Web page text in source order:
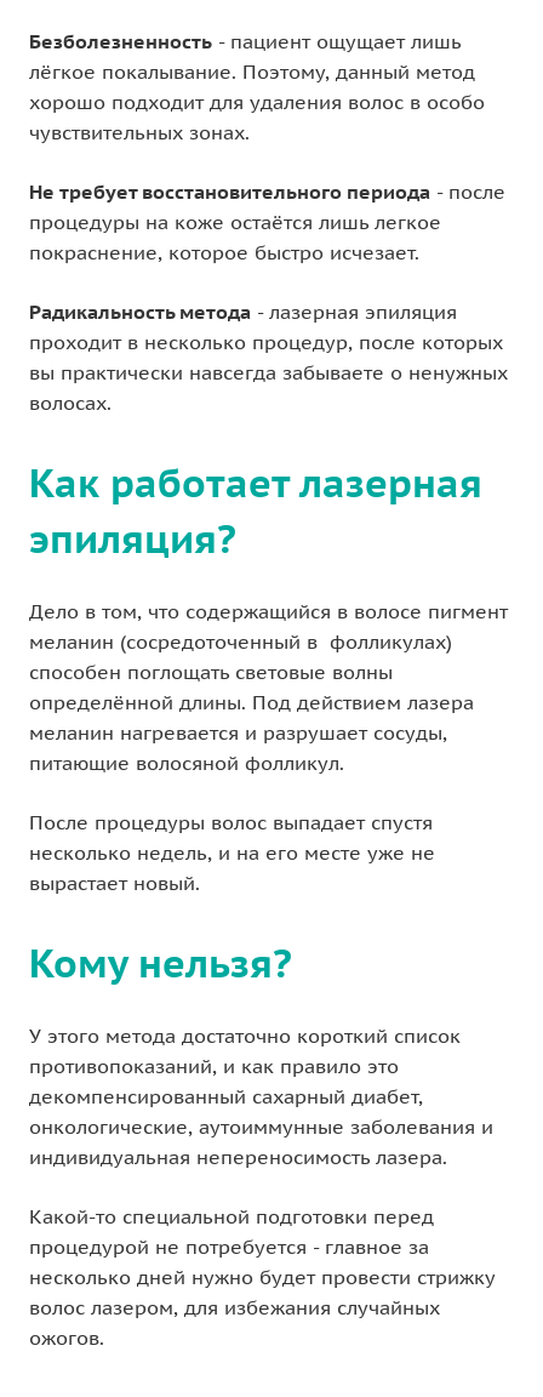
Безболезненность - пациент ощущает лишь
лёгкое покалывание. Поэтому, данный метод
хорошо подходит для удаления волос в особо
чувствительных зонах.
Не требует восстановительного периода - после
процедуры на коже остаётся лишь легкое
покраснение, которое быстро исчезает.
Радикальность метода - лазерная эпиляция
проходит в несколько процедур, после которых
вы практически навсегда забываете о ненужных
волосах.
Как работает лазерная
эпиляция?
Дело в том, что содержащийся в волосе пигмент
меланин (сосредоточенный в фолликулах)
способен поглощать световые волны
определённой длины. Под действием лазера
меланин нагревается и разрушает сосуды,
питающие волосяной фолликул.
После процедуры волос выпадает спустя
несколько недель, и на его месте уже не
вырастает новый.
Кому нельзя?
У этого метода достаточно короткий список
противопоказаний, и как правило это
декомпенсированный сахарный диабет,
онкологические, аутоиммунные заболевания и
индивидуальная непереносимость лазера.
Какой-то специальной подготовки перед
процедурой не потребуется - главное за
несколько дней нужно будет провести стрижку
волос лазером, для избежания случайных
ожогов.